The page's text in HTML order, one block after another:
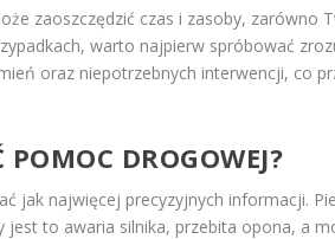
zaoszczędzić czas i zasoby, zarówno
warto najpierw spróbować
oraz niepotrzebnych interwencji, co
DROGOWEJ?
jak najwięcej precyzyjnych informacji.
jest to awaria silnika, przebita opona, a